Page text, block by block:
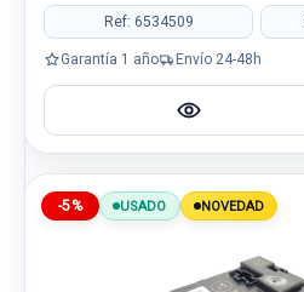
Ref: 6534509
Garantía 1 año Envío 24-48h
-5% USADO NOVEDAD